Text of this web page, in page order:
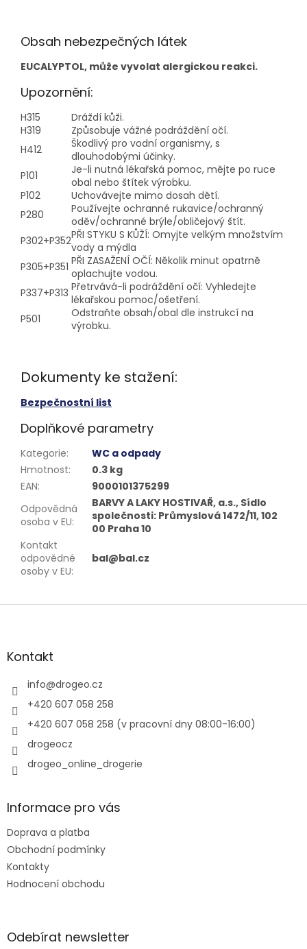
Obsah nebezpečných látek
EUCALYPTOL, může vyvolat alergickou reakci.
Upozornění:
H315
Dráždí kůži.
H319
Způsobuje vážné podráždění očí.
H412
Škodlivý pro vodní organismy, s
dlouhodobými účinky.
P101
Je-li nutná lékařská pomoc, mějte po ruce
obal nebo štítek výrobku.
P102
Uchovávejte mimo dosah dětí.
P280
Používejte ochranné rukavice/ochranný
oděv/ochranné brýle/obličejový štít.
P302+P352PŘI STYKU S KŮŽÍ: Omyjte velkým množstvím
vody a mýdla
P305+P351 PŘI ZASAŽENÍ OČÍ: Několik minut opatrně
oplachujte vodou.
P337+P313 Přetrvává-li podráždění očí: Vyhledejte
lékařskou pomoc/ošetření.
P501
Odstraňte obsah/obal dle instrukcí na
výrobku.
Dokumenty ke stažení:
Bezpečnostní list
Doplňkové parametry
Kategorie:
WC a odpady
Hmotnost:
0.3 kg
EAN:
9000101375299
Odpovědná
osoba v EU:
BARVY A LAKY HOSTIVAŘ, a.s., Sídlo
společnosti: Průmyslová 1472/11, 102
00 Praha 10
Kontakt
odpovědné
osoby v EU:
bal@bal.cz
Z
aKontakt
info@drogeo.cz
+420 607 058 258
+420 607 058 258 (v pracovní dny 08:00-16:00)
drogeocz
drogeo_online_drogerie
Informace pro vás
Doprava a platba
Obchodní podmínky
Kontakty
Hodnocení obchodu
Odebírat newsletter